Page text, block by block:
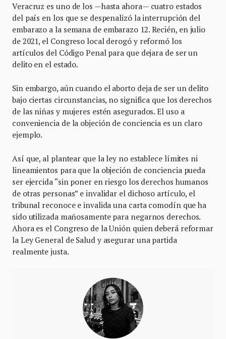
Veracruz es uno de los —hasta ahora— cuatro estados
del país en los que se despenalizó la interrupción del
embarazo a la semana de embarazo 12. Recién, en julio
de 2021, el Congreso local derogó y reformó los
artículos del Código Penal para que dejara de ser un
delito en el estado.
Sin embargo, aún cuando el aborto deja de ser un delito
bajo ciertas circunstancias, no significa que los derechos
de las niñas y mujeres estén asegurados. El uso a
conveniencia de la objeción de conciencia es un claro
ejemplo.
Así que, al plantear que la ley no establece límites ni
lineamientos para que la objeción de conciencia pueda
ser ejercida “sin poner en riesgo los derechos humanos
de otras personas” e invalidar el dichoso artículo, el
tribunal reconoce e invalida una carta comodín que ha
sido utilizada mañosamente para negarnos derechos.
Ahora es el Congreso de la Unión quien deberá reformar
la Ley General de Salud y asegurar una partida
realmente justa.